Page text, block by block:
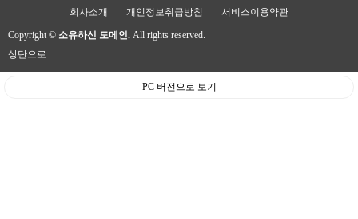
회사소개 개인정보취급방침 서비스이용약관
Copyright © 소유하신 도메인. All rights reserved.
상단으로
PC 버전으로 보기